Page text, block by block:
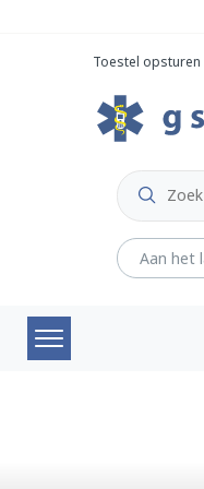
Toestel opsturen